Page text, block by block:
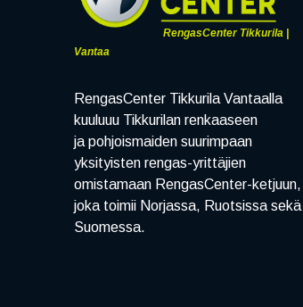
RengasCenter Tikkurila |
Vantaa
RengasCenter Tikkurila Vantaalla
kuuluuu Tikkurilan renkaaseen
ja pohjoismaiden suurimpaan
yksityisten rengas-yrittäjien
omistamaan RengasCenter-ketjuun,
joka toimii Norjassa, Ruotsissa sekä
Suomessa.